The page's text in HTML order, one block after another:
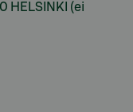
HELSINKI (ei